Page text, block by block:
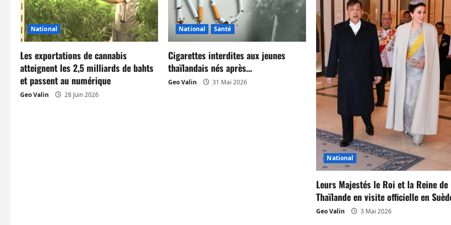
o
n
d
’
National
Les exportations de cannabis
atteignent les 2,5 milliards de bahts
et passent au numérique
Geo Valin 28 Juin 2026
National Santé
Cigarettes interdites aux jeunes
thaïlandais nés après…
Geo Valin 31 Mai 2026
National
Leurs Majestés le Roi et la Reine de
Thaïlande en visite officielle en
Geo Valin 3 Mai 2026